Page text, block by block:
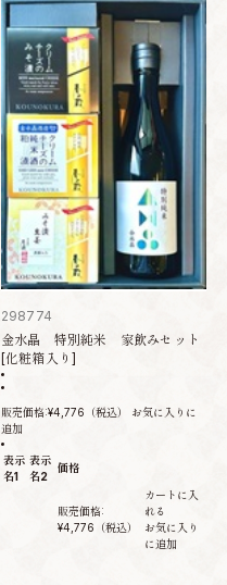
298774
金水晶 特別純米 家飲みセット
[化粧箱入り]
販売価格:¥4,776 （税込）
お気に入りに
追加
表示
名1
表示
名2
価格
販売価格:
¥4,776 （税込）
カートに入
れる
お気に入り
に追加